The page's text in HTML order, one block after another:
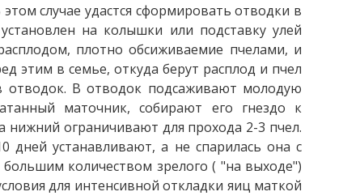
случае удастся сформировать отводки в
на колышки или подставку улей
плотно обсиживаемие пчелами, и
этим в семье, откуда берут расплод и пчел
отводок. В отводок подсаживают молодую
маточник, собирают его гнездо к
нижний ограничивают для прохода 2-3 пчел.
дней устанавливают, а не спарилась она с
количеством зрелого ( "на выходе")
для интенсивной откладки яиц маткой